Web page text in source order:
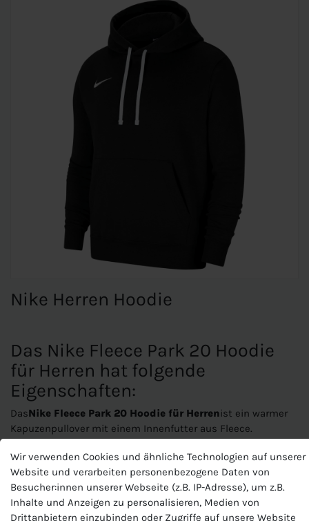
Nike Herren Hoodie
Das Nike Fleece Park 20 Hoodie
für Herren hat folgende
Eigenschaften:
DasNike Fleece Park 20 Hoodie für Herrenist ein warmer
Kapuzenpullover mit einem Innenfutter aus Fleece.
Eigenschaften:
Passform:normale Passform; Rundhals
Temperaturregulierung:weiches, warmes Fleecefutter
Taschen:Kängurutasche
Wir verwenden Cookies und ähnliche Technologien auf unserer
Website und verarbeiten personenbezogene Daten von
Besucher:innen unserer Webseite (z.B. IP-Adresse), um z.B.
Inhalte und Anzeigen zu personalisieren, Medien von
Drittanbietern einzubinden oder Zugriffe auf unsere Website